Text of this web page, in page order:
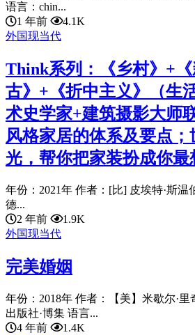
语言：chin...
1 年前
4.1K
外国现当代
Think系列：《乡村》+
古》+《折中主义》（生
术史学家+建筑摄影大师
风格家居的体系及要点
光，帮你把家装扮成你最
年份：2021年 作者：[比] 皮埃特·斯温
德...
2 年前
1.9K
外国现当代
完美婚姻
年份：2018年 作者：【美】米歇尔·
出版社·博集 语言...
4 年前
1.4K